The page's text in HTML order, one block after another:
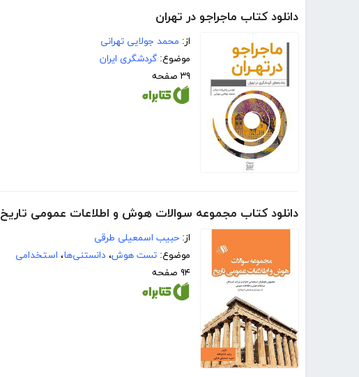
دانلود کتاب ماجراجو در تهران
از: محمد جولایی تهرانی
موضوع: گردشگری ایران
۳۹ صفحه
دانلود کتاب مجموعه سوالات هوش و اطلاعات عمومی تاریخ
از: حبیب اسمعیلی طرقی
موضوع: تست هوش، دانستنی‌ها، استخدامی
۹۴ صفحه